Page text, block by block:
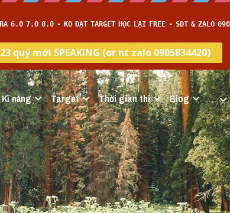
Kĩ năng Target Thời gian thi Blog …